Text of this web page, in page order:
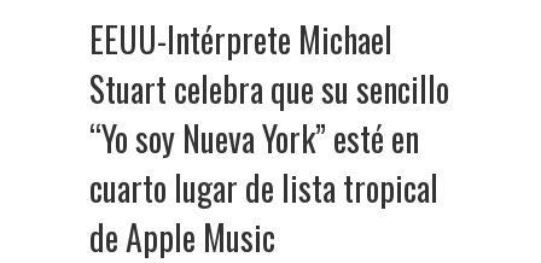
EEUU-Intérprete Michael
Stuart celebra que su sencillo
“Yo soy Nueva York” esté en
cuarto lugar de lista tropical
de Apple Music